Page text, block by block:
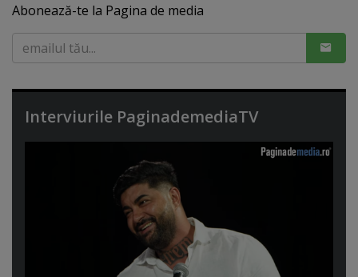
Abonează-te la Pagina de media
Interviurile PaginademediaTV